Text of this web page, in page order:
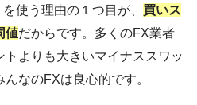
使う理由の１つ目が、 買いス
値だからです。多くのFX業者
よりも大きいマイナススワッ
なのFXは良心的です。